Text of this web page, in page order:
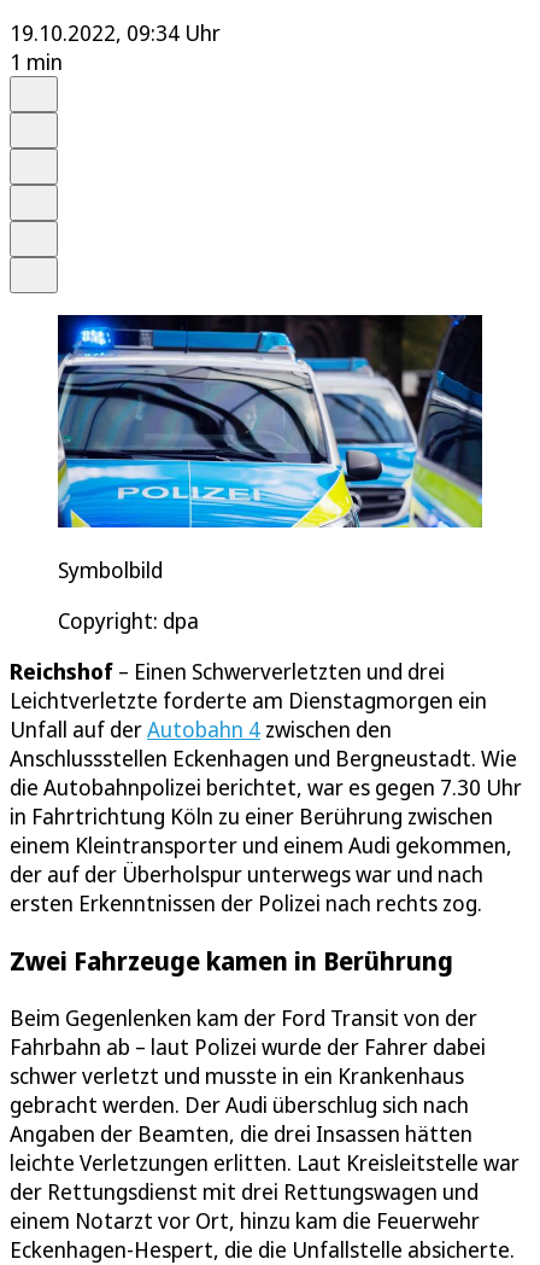
19.10.2022, 09:34 Uhr
1 min
Symbolbild
Copyright: dpa
Reichshof – Einen Schwerverletzten und drei
Leichtverletzte forderte am Dienstagmorgen ein
Unfall auf derAutobahn 4 zwischen den
Anschlussstellen Eckenhagen und Bergneustadt. Wie
die Autobahnpolizei berichtet, war es gegen 7.30 Uhr
in Fahrtrichtung Köln zu einer Berührung zwischen
einem Kleintransporter und einem Audi gekommen,
der auf der Überholspur unterwegs war und nach
ersten Erkenntnissen der Polizei nach rechts zog.
Zwei Fahrzeuge kamen in Berührung
Beim Gegenlenken kam der Ford Transit von der
Fahrbahn ab – laut Polizei wurde der Fahrer dabei
schwer verletzt und musste in ein Krankenhaus
gebracht werden. Der Audi überschlug sich nach
Angaben der Beamten, die drei Insassen hätten
leichte Verletzungen erlitten. Laut Kreisleitstelle war
der Rettungsdienst mit drei Rettungswagen und
einem Notarzt vor Ort, hinzu kam die Feuerwehr
Eckenhagen-Hespert, die die Unfallstelle absicherte.